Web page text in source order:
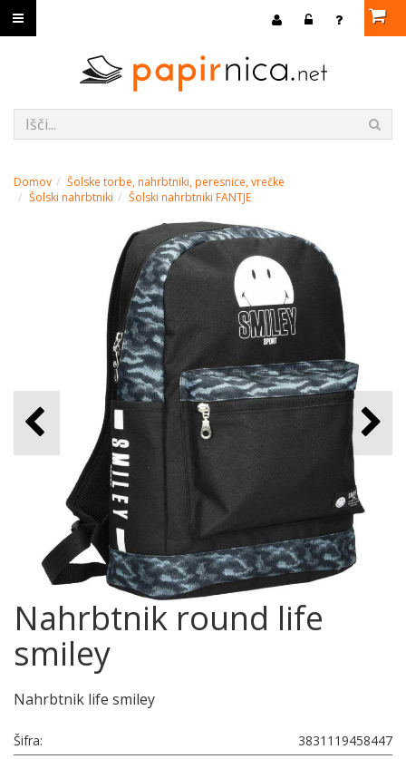
Domov
Šolske torbe, nahrbtniki, peresnice, vrečke
Šolski nahrbtniki
Šolski nahrbtniki FANTJE
Nahrbtnik round life
smiley
Nahrbtnik life smiley
Šifra:
3831119458447